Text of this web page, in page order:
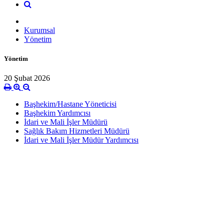
Kurumsal
Yönetim
Yönetim
20 Şubat 2026
Başhekim/Hastane Yöneticisi
Başhekim Yardımcısı
İdari ve Mali İşler Müdürü
Sağlık Bakım Hizmetleri Müdürü
İdari ve Mali İşler Müdür Yardımcısı